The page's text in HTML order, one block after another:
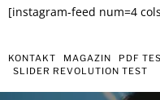
[instagram-feed num=4
KONTAKT MAGAZIN PDF
SLIDER REVOLUTION TEST